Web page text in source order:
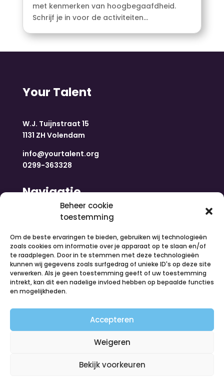
Beheer cookie
toestemming
Om de beste ervaringen te bieden, gebruiken wij technologieën
zoals cookies om informatie over je apparaat op te slaan en/of
te raadplegen. Door in te stemmen met deze technologieën
kunnen wij gegevens zoals surfgedrag of unieke ID's op deze site
verwerken. Als je geen toestemming geeft of uw toestemming
intrekt, kan dit een nadelige invloed hebben op bepaalde functies
en mogelijkheden.
Accepteren
Weigeren
Bekijk voorkeuren
met kenmerken van hoogbegaafdheid.
Schrijf je in voor de activiteiten...
Your Talent
W.J. Tuijnstraat 15
1131 ZH Volendam
info@yourtalent.org
0299-363328
Navigatie
Nieuws
Over ons
Contact
Inloggen
Vacatures
Organiseer een activiteit